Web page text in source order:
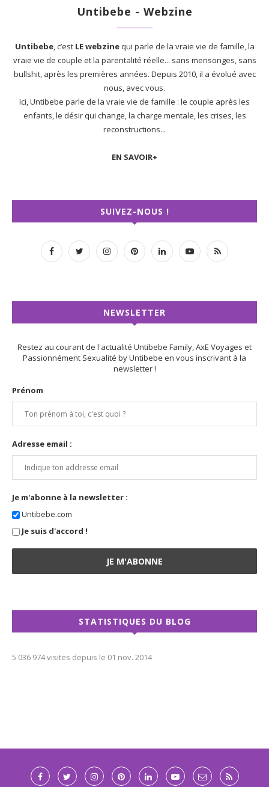
Untibebe - Webzine
Untibebe, c’est LE webzinequi parle de la vraie vie de famille, la
vraie vie de couple et la parentalité réelle... sans mensonges, sans
bullshit, après les premières années. Depuis 2010, il a évolué avec
nous, avec vous.
Ici, Untibebe parle de la vraie vie de famille : le couple après les
enfants, le désir qui change, la charge mentale, les crises, les
reconstructions...
EN SAVOIR+
SUIVEZ-NOUS !
NEWSLETTER
Restez au courant de l'actualité Untibebe Family, AxE Voyages et
Passionnément Sexualité by Untibebe en vous inscrivant à la
newsletter !
Prénom
Adresse email :
Je m'abonne à la newsletter :
Untibebe.com
Je suis d'accord !
STATISTIQUES DU BLOG
5 036 974 visites depuis le 01 nov. 2014